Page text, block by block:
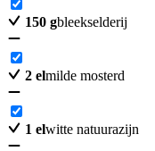
150 gbleekselderij
2 elmilde mosterd
1 elwitte natuurazijn